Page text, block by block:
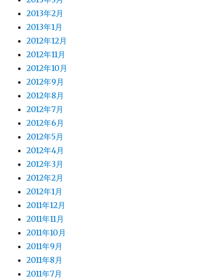
2013年2月
2013年1月
2012年12月
2012年11月
2012年10月
2012年9月
2012年8月
2012年7月
2012年6月
2012年5月
2012年4月
2012年3月
2012年2月
2012年1月
2011年12月
2011年11月
2011年10月
2011年9月
2011年8月
2011年7月